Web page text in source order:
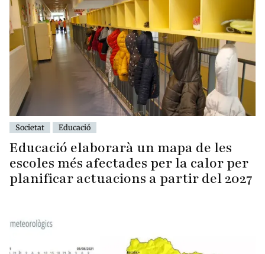
Societat Educació
Educació elaborarà un mapa de les
escoles més afectades per la calor per
planificar actuacions a partir del 2027